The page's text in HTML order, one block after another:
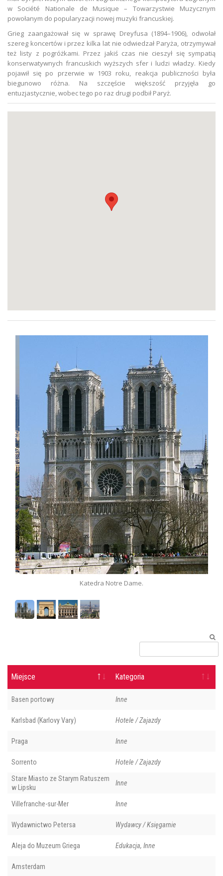
w Société Nationale de Musique – Towarzystwie Muzycznym
powołanym do popularyzacji nowej muzyki francuskiej.
Grieg zaangażował się w sprawę Dreyfusa (1894–1906), odwołał
szereg koncertów i przez kilka lat nie odwiedzał Paryża, otrzymywał
też listy z pogróżkami. Przez jakiś czas nie cieszył się sympatią
konserwatywnych francuskich wyższych sfer i ludzi władzy. Kiedy
pojawił się po przerwie w 1903 roku, reakcja publiczności była
biegunowo różna. Na szczęście większość przyjęła go
entuzjastycznie, wobec tego po raz drugi podbił Paryż.
Katedra Notre Dame.
Miejsce Kategoria
Basen portowy Inne
Karlsbad (Karlovy Vary) Hotele / Zajazdy
Praga Inne
Sorrento Hotele / Zajazdy
Stare Miasto ze Starym Ratuszem
w Lipsku
Inne
Villefranche-sur-Mer Inne
Wydawnictwo Petersa Wydawcy / Księgarnie
Aleja do Muzeum Griega Edukacja, Inne
Amsterdam